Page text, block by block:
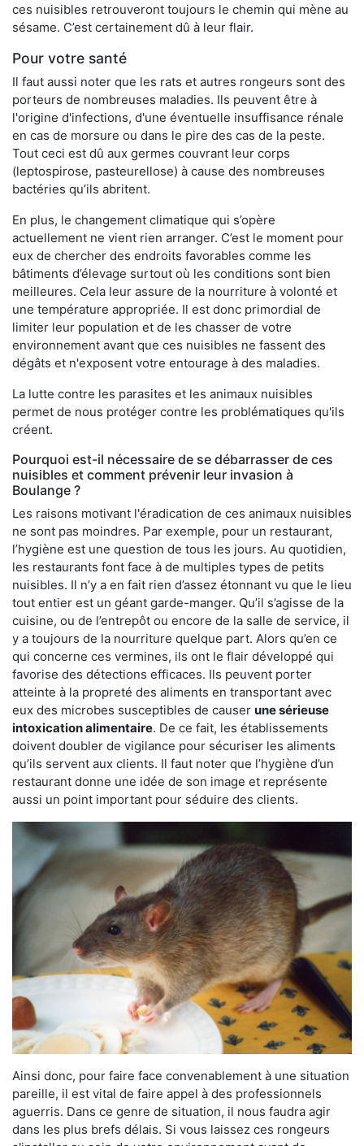
ces nuisibles retrouveront toujours le chemin qui mène au
sésame. C’est certainement dû à leur flair.
Pour votre santé
Il faut aussi noter que les rats et autres rongeurs sont des
porteurs de nombreuses maladies. Ils peuvent être à
l'origine d'infections, d'une éventuelle insuffisance rénale
en cas de morsure ou dans le pire des cas de la peste.
Tout ceci est dû aux germes couvrant leur corps
(leptospirose, pasteurellose) à cause des nombreuses
bactéries qu’ils abritent.
En plus, le changement climatique qui s’opère
actuellement ne vient rien arranger. C’est le moment pour
eux de chercher des endroits favorables comme les
bâtiments d’élevage surtout où les conditions sont bien
meilleures. Cela leur assure de la nourriture à volonté et
une température appropriée. Il est donc primordial de
limiter leur population et de les chasser de votre
environnement avant que ces nuisibles ne fassent des
dégâts et n'exposent votre entourage à des maladies.
La lutte contre les parasites et les animaux nuisibles
permet de nous protéger contre les problématiques qu'ils
créent.
Pourquoi est-il nécessaire de se débarrasser de ces
nuisibles et comment prévenir leur invasion à
Boulange ?
Les raisons motivant l'éradication de ces animaux nuisibles
ne sont pas moindres. Par exemple, pour un restaurant,
l’hygiène est une question de tous les jours. Au quotidien,
les restaurants font face à de multiples types de petits
nuisibles. Il n’y a en fait rien d’assez étonnant vu que le lieu
tout entier est un géant garde-manger. Qu’il s’agisse de la
cuisine, ou de l’entrepôt ou encore de la salle de service, il
y a toujours de la nourriture quelque part. Alors qu’en ce
qui concerne ces vermines, ils ont le flair développé qui
favorise des détections efficaces. Ils peuvent porter
atteinte à la propreté des aliments en transportant avec
eux des microbes susceptibles de causer une sérieuse
intoxication alimentaire. De ce fait, les établissements
doivent doubler de vigilance pour sécuriser les aliments
qu’ils servent aux clients. Il faut noter que l’hygiène d’un
restaurant donne une idée de son image et représente
aussi un point important pour séduire des clients.
Ainsi donc, pour faire face convenablement à une situation
pareille, il est vital de faire appel à des professionnels
aguerris. Dans ce genre de situation, il nous faudra agir
dans les plus brefs délais. Si vous laissez ces rongeurs